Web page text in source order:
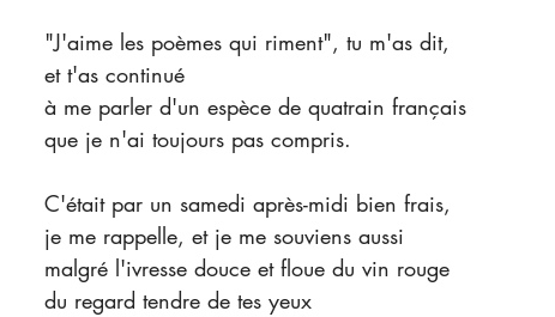
"J'aime les poèmes qui riment", tu m'as dit,
et t'as continué
à me parler d'un espèce de quatrain français
que je n'ai toujours pas compris.
C'était par un samedi après-midi bien frais,
je me rappelle, et je me souviens aussi
malgré l'ivresse douce et floue du vin rouge
du regard tendre de tes yeux